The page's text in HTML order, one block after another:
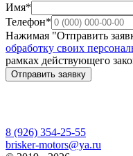
Имя*
Телефон*
Нажимая "Отправить
обработку своих
рамках действующего
Отправить заявку
8 (926) 354-25-55
brisker-motors@ya.ru